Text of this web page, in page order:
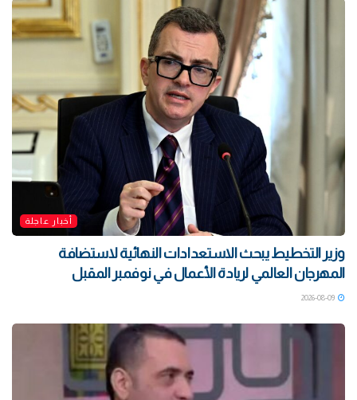
أخبار عاجلة
وزير التخطيط يبحث الاستعدادات النهائية لاستضافة
المهرجان العالمي لريادة الأعمال في نوفمبر المقبل